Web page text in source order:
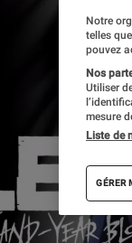
Notre
telles
pouvez
Nos
Utiliser
mesure
Liste de
GÉRER